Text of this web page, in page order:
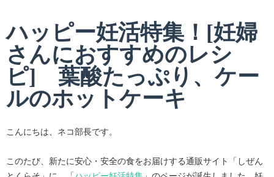
ハッピー妊活特集！[妊婦
さんにおすすめのレシ
ピ] 葉酸たっぷり、ケー
ルのホットケーキ
こんにちは、ネコ部長です。
このたび、新たに安心・安全の食をお届けする通販サイト「しぜん